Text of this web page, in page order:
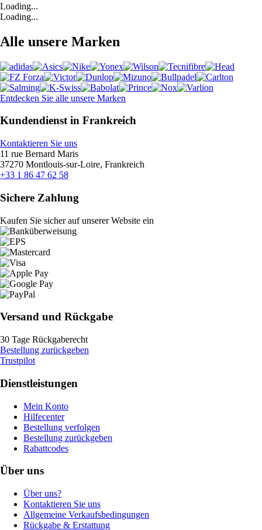
Loading...
Loading...
Alle unsere Marken
Entdecken Sie alle unsere Marken
Kundendienst in Frankreich
Kontaktieren Sie uns
11 rue Bernard Maris
37270 Montlouis-sur-Loire, Frankreich
+33 1 86 47 62 58
Sichere Zahlung
Kaufen Sie sicher auf unserer Website ein
Versand und Rückgabe
30 Tage Rückgaberecht
Bestellung zurückgeben
Trustpilot
Dienstleistungen
Mein Konto
Hilfecenter
Bestellung verfolgen
Bestellung zurückgeben
Rabattcodes
Über uns
Über uns?
Kontaktieren Sie uns
Allgemeine Verkaufsbedingungen
Rückgabe & Erstattung